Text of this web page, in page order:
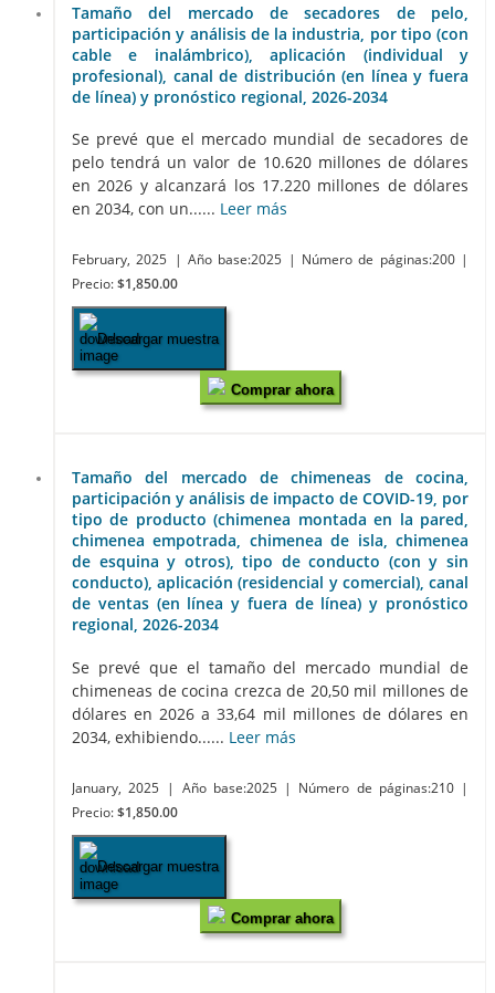
Tamaño del mercado de secadores de pelo,
participación y análisis de la industria, por tipo (con
cable e inalámbrico), aplicación (individual y
profesional), canal de distribución (en línea y fuera
de línea) y pronóstico regional, 2026-2034
Se prevé que el mercado mundial de secadores de
pelo tendrá un valor de 10.620 millones de dólares
en 2026 y alcanzará los 17.220 millones de dólares
en 2034, con un...... Leer más
February, 2025 | Año base:2025 | Número de páginas:200 |
Precio: $1,850.00
Descargar muestra
Comprar ahora
Tamaño del mercado de chimeneas de cocina,
participación y análisis de impacto de COVID-19, por
tipo de producto (chimenea montada en la pared,
chimenea empotrada, chimenea de isla, chimenea
de esquina y otros), tipo de conducto (con y sin
conducto), aplicación (residencial y comercial), canal
de ventas (en línea y fuera de línea) y pronóstico
regional, 2026-2034
Se prevé que el tamaño del mercado mundial de
chimeneas de cocina crezca de 20,50 mil millones de
dólares en 2026 a 33,64 mil millones de dólares en
2034, exhibiendo...... Leer más
January, 2025 | Año base:2025 | Número de páginas:210 |
Precio: $1,850.00
Descargar muestra
Comprar ahora